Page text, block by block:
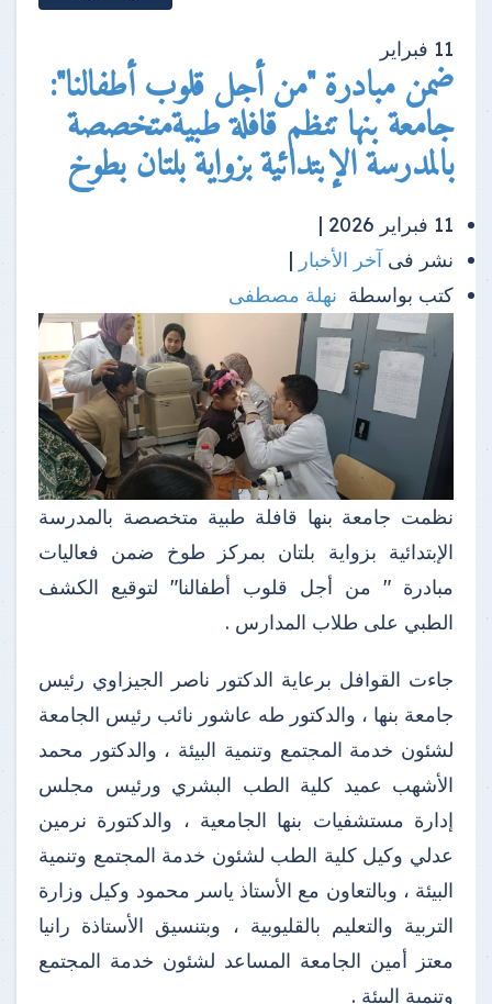
11 فبراير
ضمن مبادرة "من أجل قلوب أطفالنا":
جامعة بنها تنظم قافلة طبيةمتخصصة
بالمدرسة الإبتدائية بزواية بلتان بطوخ
11 فبراير 2026 |
نشر فى آخر الأخبار |
كتب بواسطة نهلة مصطفى
نظمت جامعة بنها قافلة طبية متخصصة بالمدرسة
الإبتدائية بزواية بلتان بمركز طوخ ضمن فعاليات
مبادرة " من أجل قلوب أطفالنا" لتوقيع الكشف
الطبي على طلاب المدارس .
جاءت القوافل برعاية الدكتور ناصر الجيزاوي رئيس
جامعة بنها ، والدكتور طه عاشور نائب رئيس الجامعة
لشئون خدمة المجتمع وتنمية البيئة ، والدكتور محمد
الأشهب عميد كلية الطب البشري ورئيس مجلس
إدارة مستشفيات بنها الجامعية ، والدكتورة نرمين
عدلي وكيل كلية الطب لشئون خدمة المجتمع وتنمية
البيئة ، وبالتعاون مع الأستاذ ياسر محمود وكيل وزارة
التربية والتعليم بالقليوبية ، وبتنسيق الأستاذة رانيا
معتز أمين الجامعة المساعد لشئون خدمة المجتمع
وتنمية البيئة .